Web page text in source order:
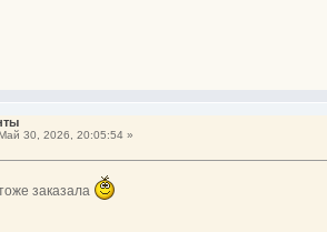
30, 2026, 20:05:54 »
заказала